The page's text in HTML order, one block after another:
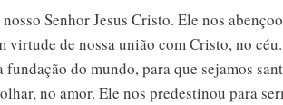
Senhor Jesus Cristo. Ele nos
virtude de nossa união com Cristo, no
fundação do mundo, para que sejamos
no amor. Ele nos predestinou para